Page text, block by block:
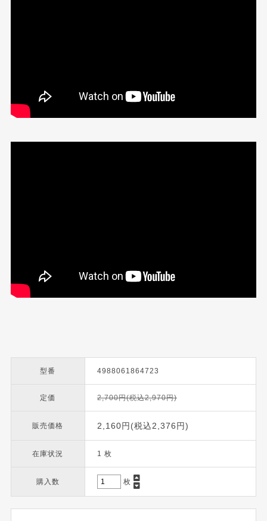
型番 4988061864723
定価 2,700円(税込2,970円)
販売価格 2,160円(税込2,376円)
在庫状況 1 枚
購入数 枚